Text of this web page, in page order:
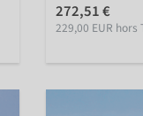
272,51 €
229,00 EUR hors